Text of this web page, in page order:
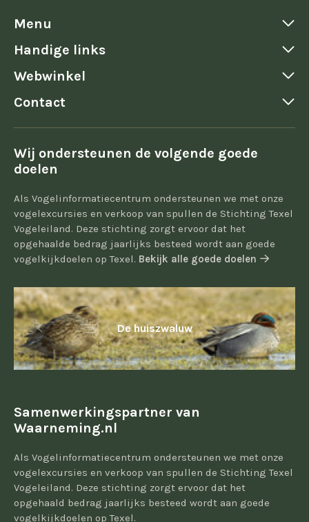
Menu
Handige links
Webwinkel
Contact
Wij ondersteunen de volgende goede
doelen
Als Vogelinformatiecentrum ondersteunen we met onze
vogelexcursies en verkoop van spullen de Stichting Texel
Vogeleiland. Deze stichting zorgt ervoor dat het
opgehaalde bedrag jaarlijks besteed wordt aan goede
vogelkijkdoelen op Texel. Bekijk alle goede doelen
De huiszwaluw
Samenwerkingspartner van
Waarneming.nl
Als Vogelinformatiecentrum ondersteunen we met onze
vogelexcursies en verkoop van spullen de Stichting Texel
Vogeleiland. Deze stichting zorgt ervoor dat het
opgehaald bedrag jaarlijks besteed wordt aan goede
vogelkijkdoelen op Texel.